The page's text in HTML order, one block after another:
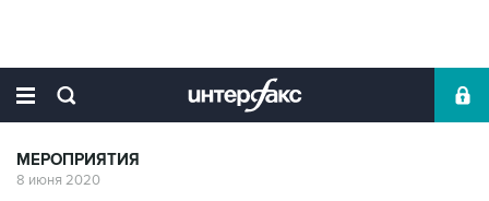
МЕРОПРИЯТИЯ
8 июня 2020